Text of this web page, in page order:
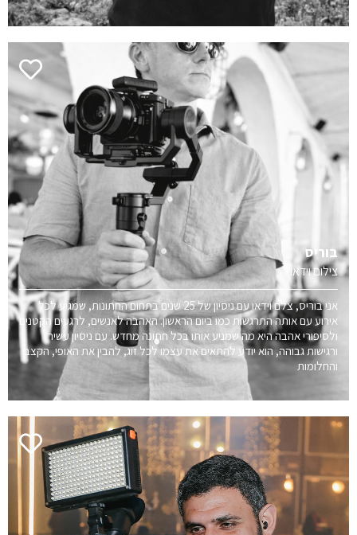
בוריס
צילום וידאו
אני בוריס, צלם וידאו עם ניסיון של 25 שנים בתחום החתונות, שמגיע לכל
אירוע עם אותה התרגשות כמו ביום הראשון. האהבה לאנשים, לרגעים הקטנים
ולסיפורי אהבה היא מה שמניע אותו בכל חתונה מחדש. עם ניסיון עשיר
ורגישות גבוהה, הוא יודע להתאים את עצמו לכל זוג, להבין את האופי, הקצב
והחלומות